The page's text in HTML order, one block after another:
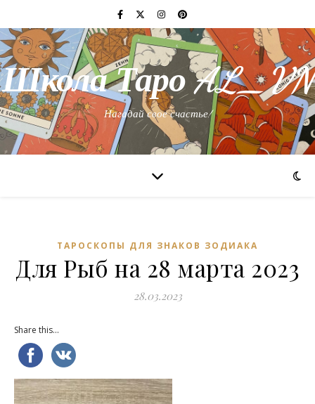
Школа Таро AL_VN
Нагадай свое счастье!
ТАРОСКОПЫ ДЛЯ ЗНАКОВ ЗОДИАКА
Для Рыб на 28 марта 2023
28.03.2023
Share this...